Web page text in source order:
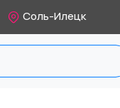
Соль-Илецк